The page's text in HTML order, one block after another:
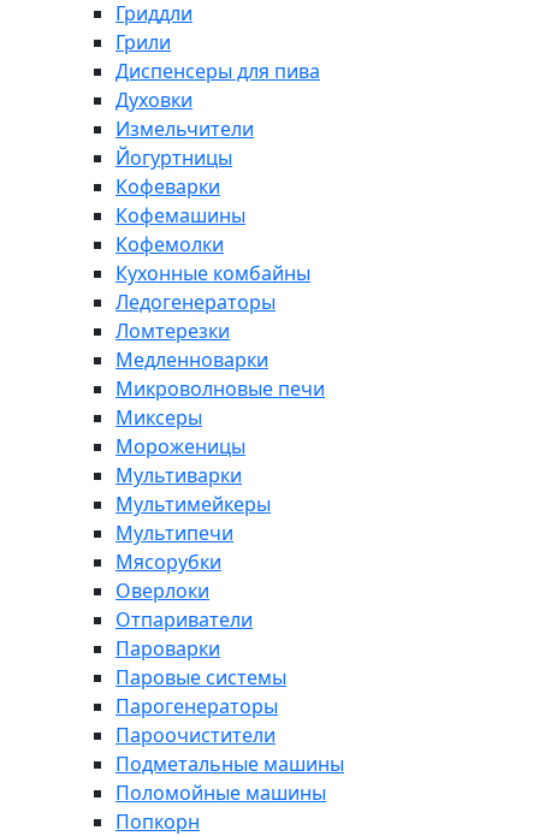
Гриддли
Грили
Диспенсеры для пива
Духовки
Измельчители
Йогуртницы
Кофеварки
Кофемашины
Кофемолки
Кухонные комбайны
Ледогенераторы
Ломтерезки
Медленноварки
Микроволновые печи
Миксеры
Мороженицы
Мультиварки
Мультимейкеры
Мультипечи
Мясорубки
Оверлоки
Отпариватели
Пароварки
Паровые системы
Парогенераторы
Пароочистители
Подметальные машины
Поломойные машины
Попкорн